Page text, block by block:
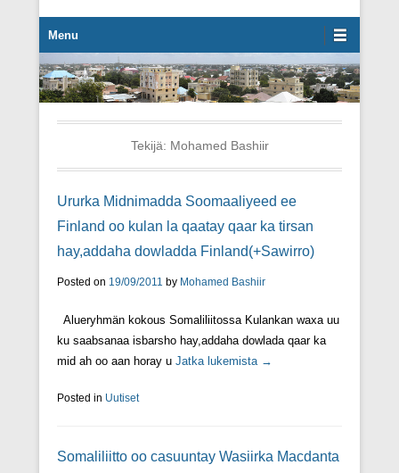
Secondary Menu
Menu
Tekijä: Mohamed Bashiir
Ururka Midnimadda Soomaaliyeed ee
Finland oo kulan la qaatay qaar ka tirsan
hay,addaha dowladda Finland(+Sawirro)
Posted on 19/09/2011 by Mohamed Bashiir
Alueryhmän kokous Somaliliitossa Kulankan waxa uu
ku saabsanaa isbarsho hay,addaha dowlada qaar ka
mid ah oo aan horay u Jatka lukemista →
Posted in Uutiset
Somaliliitto oo casuuntay Wasiirka Macdanta